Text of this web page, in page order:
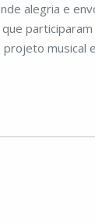
alegria e
musical